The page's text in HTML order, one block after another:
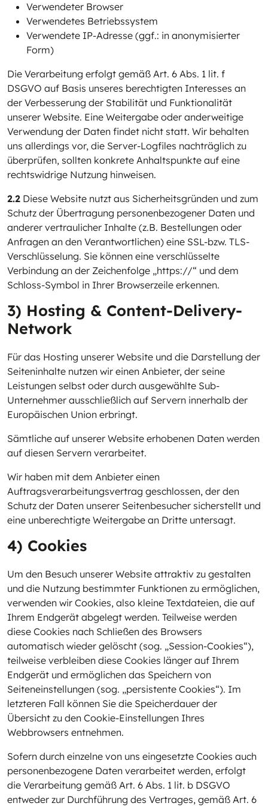
Verwendeter Browser
Verwendetes Betriebssystem
Verwendete IP-Adresse (ggf.: in anonymisierter
Form)
Die Verarbeitung erfolgt gemäß Art. 6 Abs. 1 lit. f
DSGVO auf Basis unseres berechtigten Interesses an
der Verbesserung der Stabilität und Funktionalität
unserer Website. Eine Weitergabe oder anderweitige
Verwendung der Daten findet nicht statt. Wir behalten
uns allerdings vor, die Server-Logfiles nachträglich zu
überprüfen, sollten konkrete Anhaltspunkte auf eine
rechtswidrige Nutzung hinweisen.
2.2 Diese Website nutzt aus Sicherheitsgründen und zum
Schutz der Übertragung personenbezogener Daten und
anderer vertraulicher Inhalte (z.B. Bestellungen oder
Anfragen an den Verantwortlichen) eine SSL-bzw. TLS-
Verschlüsselung. Sie können eine verschlüsselte
Verbindung an der Zeichenfolge „https://“ und dem
Schloss-Symbol in Ihrer Browserzeile erkennen.
3) Hosting & Content-Delivery-
Network
Für das Hosting unserer Website und die Darstellung der
Seiteninhalte nutzen wir einen Anbieter, der seine
Leistungen selbst oder durch ausgewählte Sub-
Unternehmer ausschließlich auf Servern innerhalb der
Europäischen Union erbringt.
Sämtliche auf unserer Website erhobenen Daten werden
auf diesen Servern verarbeitet.
Wir haben mit dem Anbieter einen
Auftragsverarbeitungsvertrag geschlossen, der den
Schutz der Daten unserer Seitenbesucher sicherstellt und
eine unberechtigte Weitergabe an Dritte untersagt.
4) Cookies
Um den Besuch unserer Website attraktiv zu gestalten
und die Nutzung bestimmter Funktionen zu ermöglichen,
verwenden wir Cookies, also kleine Textdateien, die auf
Ihrem Endgerät abgelegt werden. Teilweise werden
diese Cookies nach Schließen des Browsers
automatisch wieder gelöscht (sog. „Session-Cookies“),
teilweise verbleiben diese Cookies länger auf Ihrem
Endgerät und ermöglichen das Speichern von
Seiteneinstellungen (sog. „persistente Cookies“). Im
letzteren Fall können Sie die Speicherdauer der
Übersicht zu den Cookie-Einstellungen Ihres
Webbrowsers entnehmen.
Sofern durch einzelne von uns eingesetzte Cookies auch
personenbezogene Daten verarbeitet werden, erfolgt
die Verarbeitung gemäß Art. 6 Abs. 1 lit. b DSGVO
entweder zur Durchführung des Vertrages, gemäß Art. 6